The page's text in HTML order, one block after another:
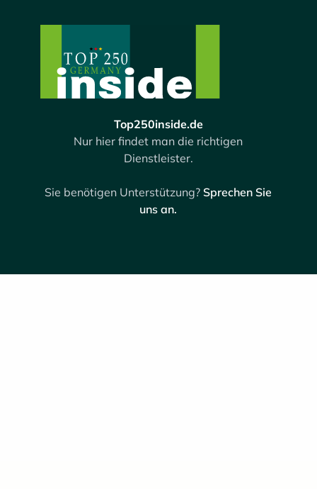
Top250inside.de
Nur hier findet man die richtigen
Dienstleister.
Sie benötigen Unterstützung? Sprechen Sie
uns an.